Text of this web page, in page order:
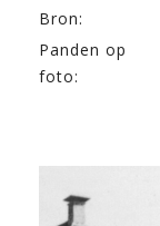
Bron:
Panden op
foto: